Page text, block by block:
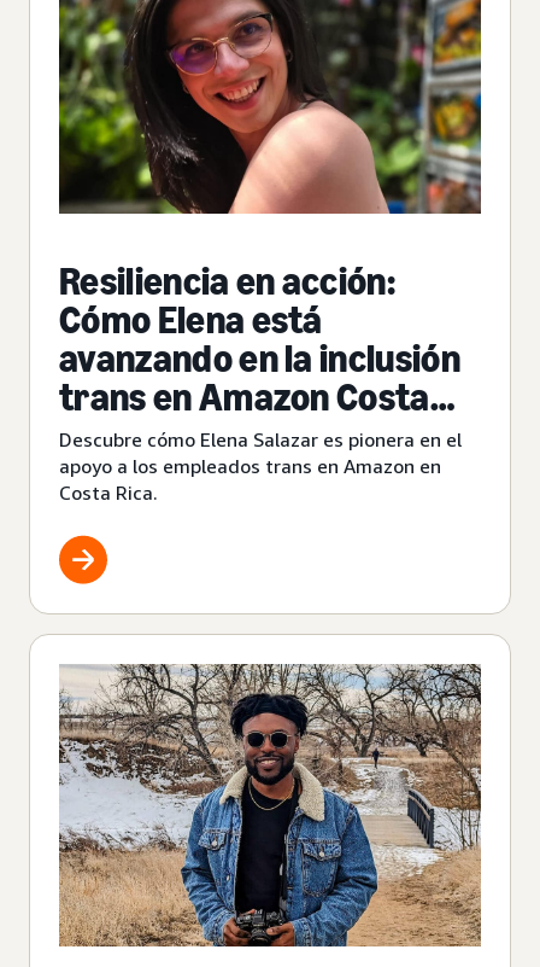
Resiliencia en acción:
Cómo Elena está
avanzando en la inclusión
trans en Amazon Costa
Rica
Descubre cómo Elena Salazar es pionera en el
apoyo a los empleados trans en Amazon en
Costa Rica.